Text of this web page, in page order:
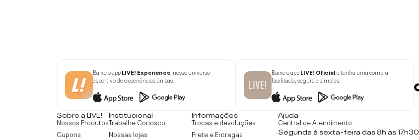
Baixe o appLIVE! Experience, nosso universo
esportivo de experiências únicas.
Baixe o appLIVE! Oficiale tenha uma compra
facilitada, segura e simples.
Sobre a LIVE!
Nossos Produtos
Cupons
Institucional
Trabalhe Conosco
Nossas lojas
Informações
Trocas e devoluções
Frete e Entregas
Ajuda
Central de Atendimento
Segunda à sexta-feira das 8h às 17h30